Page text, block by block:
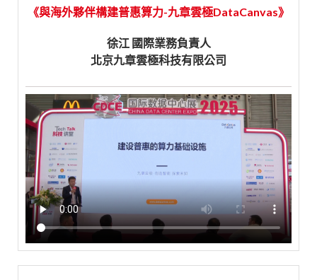
《與海外夥伴構建普惠算力-九章雲極DataCanvas》
徐江 國際業務負責人
北京九章雲極科技有限公司